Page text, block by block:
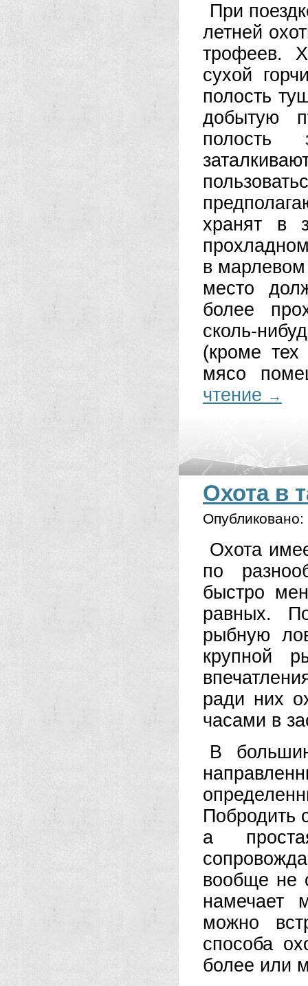
При
летней
трофеев.
сухой
полость
добытую
полость
хранят в
в
место
более
сколь-
(кроме тех
мясо
чтение →
Охота в
Опубликовано:
Охота
по
быстро
равных.
рыбную
крупной
ради них
часами в
В
Побродить
а
вообще не
намечает
можно
способа
более или